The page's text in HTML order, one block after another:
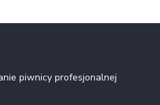
piwnicy profesjonalnej